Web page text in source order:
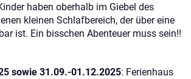
haben oberhalb im Giebel des
kleinen Schlafbereich, der über eine
ist. Ein bisschen Abenteuer muss sein!!
sowie 31.09.-01.12.2025: Ferienhaus